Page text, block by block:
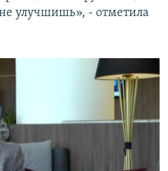
улучшишь», - отметила